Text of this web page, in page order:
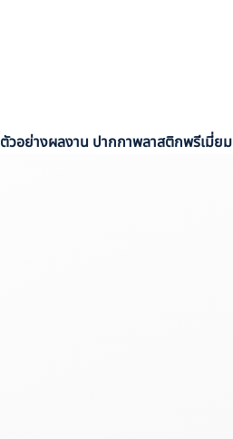
ตัวอย่างผลงาน ปากกาพลาสติกพรีเมี่ยม